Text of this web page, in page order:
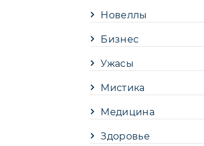
Новеллы
Бизнес
Ужасы
Мистика
Медицина
Здоровье